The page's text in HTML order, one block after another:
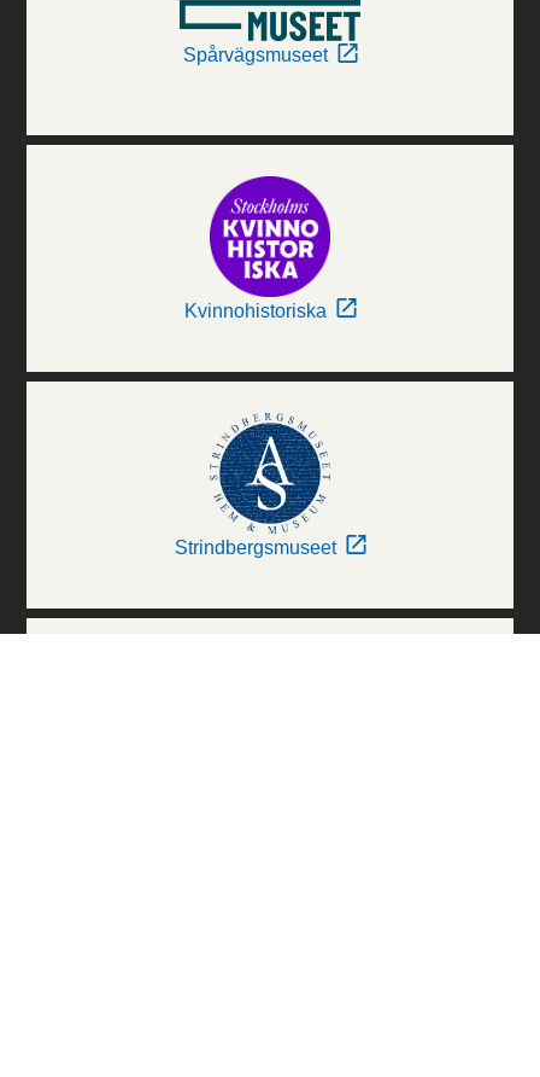
Spårvägsmuseet
Kvinnohistoriska
Strindbergsmuseet